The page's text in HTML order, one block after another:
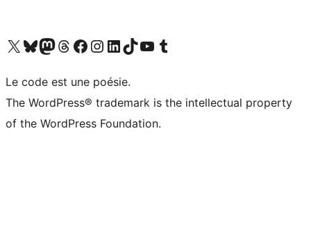
Visit our X (formerly Twitter) account
Visitez notre compte Bluesky
Visit our Mastodon account
Visitez notre compte Threads
Visit our Facebook page
Visit our Instagram account
Visit our LinkedIn account
Visitez notre compte TikTok
Visit our YouTube channel
Visitez notre compte Tumblr
Le code est une poésie.
The WordPress® trademark is the intellectual property
of the WordPress Foundation.